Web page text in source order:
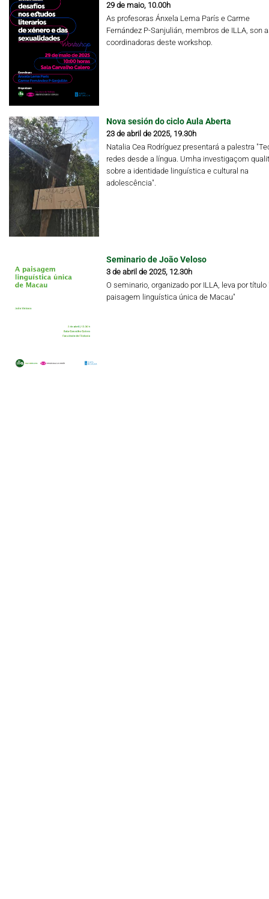
29 de maio, 10.00h
As profesoras Ánxela Lema París e Carme
Fernández P-Sanjulián, membros de ILLA, son
coordinadoras deste workshop.
Nova sesión do ciclo Aula Aberta
23 de abril de 2025, 19.30h
Natalia Cea Rodríguez presentará a palestra
redes desde a língua. Umha investigaçom
sobre a identidade linguística e cultural na
adolescência".
Seminario de João Veloso
3 de abril de 2025, 12.30h
O seminario, organizado por ILLA, leva por título
paisagem linguística única de Macau"